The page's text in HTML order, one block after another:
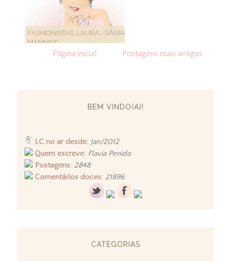
FASHIONISTAS: LAURA - SARRA
MANNING
Postagens mais antigas
Página inicial
BEM VINDO(A)!
LC no ar desde: Jan/2012
Quem escreve: Flavia Penido
Postagens: 2848
Comentários doces: 21896
CATEGORIAS